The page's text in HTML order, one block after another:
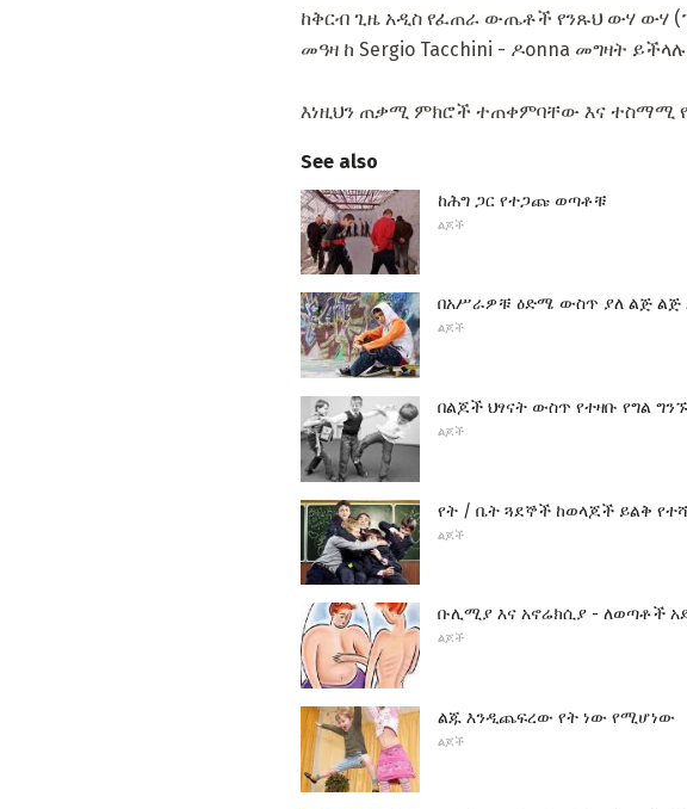
ከቅርብ ጊዜ አዲስ የፈጠራ ውጤቶች የንጹህ ውሃ ውሃ
መዓዛ ከ Sergio Tacchini - ዶonna መግዛት
እነዚህን ጠቃሚ ምክሮች ተጠቀምባቸው እና ተስማሚ
See also
ከሕግ ጋር የተጋጩ ወጣቶቹ
ልጆች
በአሥራዎቹ ዕድሜ ውስጥ ያለ ልጅ ልጅ
ልጆች
በልጆች ህፃናት ውስጥ የተዛቡ የግል
ልጆች
የት / ቤት ጓደኞች ከወላጆች ይልቅ
ልጆች
ቡሊሚያ እና አኖሬክሲያ - ለወጣቶች
ልጆች
ልጁ እንዲጨፍረው የት ነው የሚሆነው
ልጆች